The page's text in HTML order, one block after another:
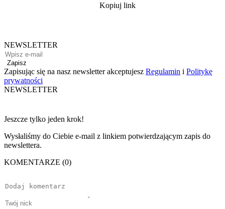
Kopiuj link
NEWSLETTER
Zapisz
Zapisując się na nasz newsletter akceptujesz Regulamin i Politykę
prywatności
NEWSLETTER
Jeszcze tylko jeden krok!
Wysłaliśmy do Ciebie e-mail z linkiem potwierdzającym zapis do
newslettera.
KOMENTARZE (0)